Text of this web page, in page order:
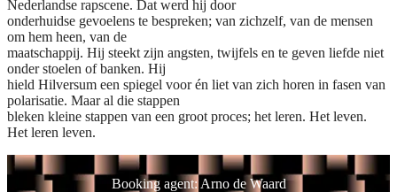
Nederlandse rapscene. Dat werd hij door
onderhuidse gevoelens te bespreken; van zichzelf, van de mensen
om hem heen, van de
maatschappij. Hij steekt zijn angsten, twijfels en te geven liefde niet
onder stoelen of banken. Hij
hield Hilversum een spiegel voor én liet van zich horen in fasen van
polarisatie. Maar al die stappen
bleken kleine stappen van een groot proces; het leren. Het leven.
Het leren leven.
Booking agent: Arno de Waard